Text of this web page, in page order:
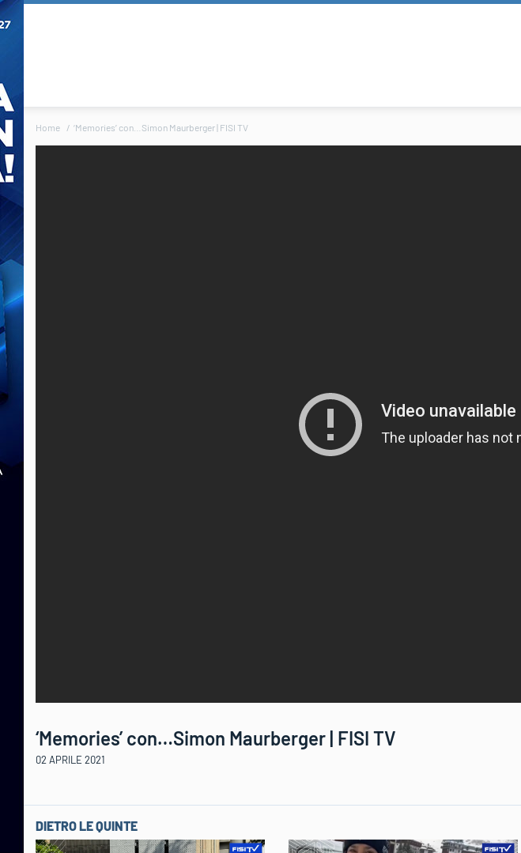
Home ‘Memories’ con…Simon Maurberger | FISI TV
‘Memories’ con…Simon Maurberger | FISI TV
02 APRILE 2021
DIETRO LE QUINTE